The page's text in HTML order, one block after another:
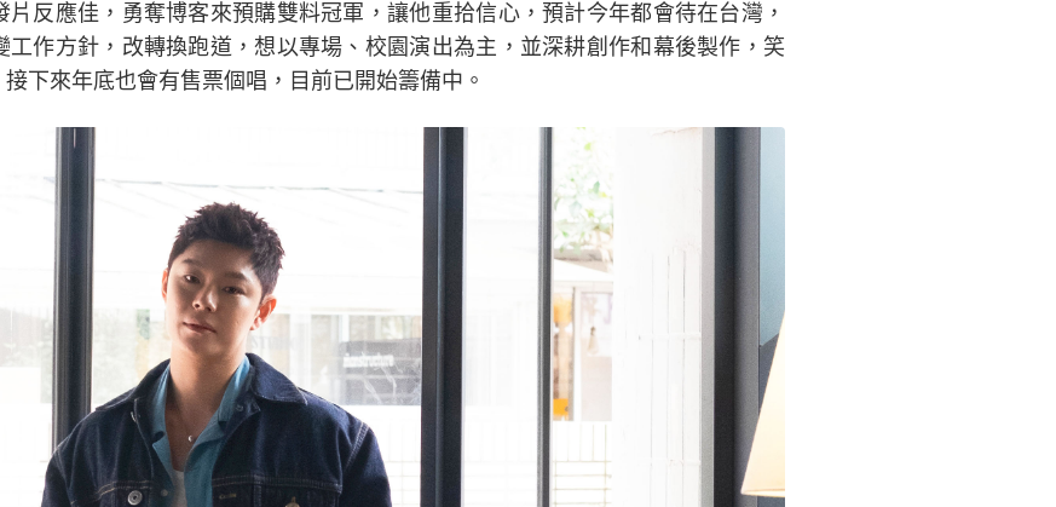
反應佳，勇奪博客來預購雙料冠軍，讓他重拾信心，預計今年都會待在台灣，
作方針，改轉換跑道，想以專場、校園演出為主，並深耕創作和幕後製作，笑
下來年底也會有售票個唱，目前已開始籌備中。